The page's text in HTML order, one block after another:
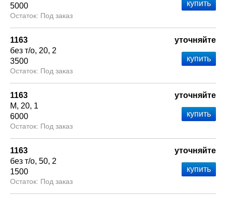
5000
Под заказ
1163
без т/о 20 2
3500
Под заказ
уточняйте
1163
М
20 1
6000
Под заказ
уточняйте
1163
без т/о 50 2
1500
Под заказ
уточняйте